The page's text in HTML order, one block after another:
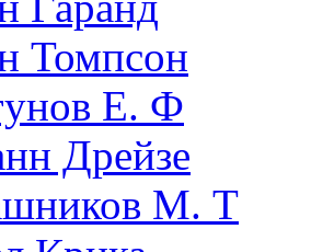
Томпсон
Е. Ф
Дрейзе
М. Т